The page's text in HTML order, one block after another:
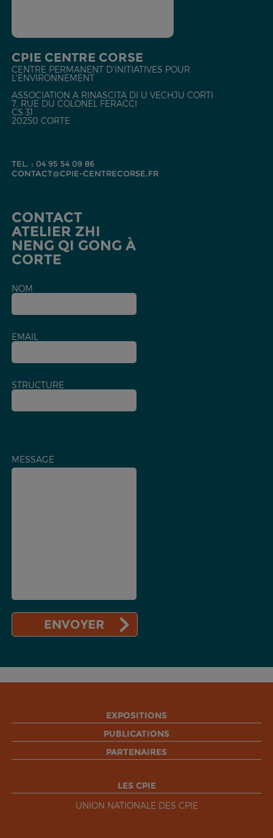
CPIE CENTRE CORSE
CENTRE PERMANENT D'INITIATIVES POUR
L'ENVIRONNEMENT
ASSOCIATION A RINASCITA DI U VECHJU CORTI
7, RUE DU COLONEL FERACCI
CS 31
20250 CORTE
TEL. : 04 95 54 09 86
CONTACT@CPIE-CENTRECORSE.FR
CONTACT
ATELIER ZHI
NENG QI GONG À
CORTE
NOM
EMAIL
STRUCTURE
MESSAGE
EXPOSITIONS
PUBLICATIONS
PARTENAIRES
LES CPIE
UNION NATIONALE DES CPIE